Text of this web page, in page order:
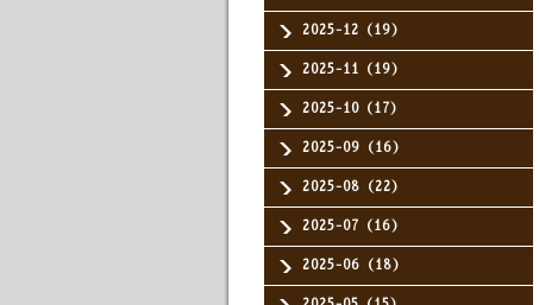
2025-12（19）
2025-11（19）
2025-10（17）
2025-09（16）
2025-08（22）
2025-07（16）
2025-06（18）